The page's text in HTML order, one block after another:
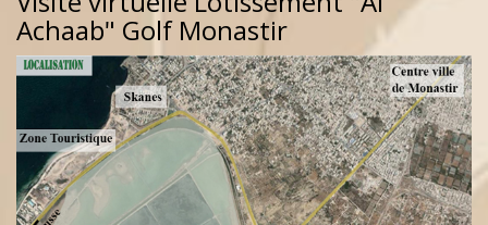
Achaab" Golf Monastir